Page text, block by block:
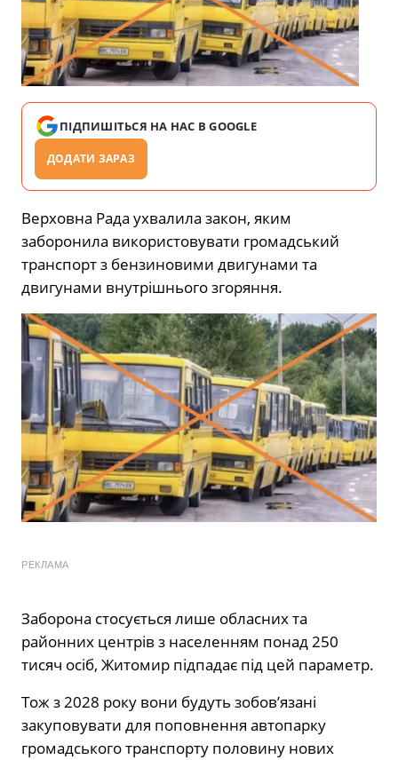
ПІДПИШІТЬСЯ НА НАС В GOOGLE
ДОДАТИ ЗАРАЗ
Верховна Рада ухвалила закон, яким
заборонила використовувати громадський
транспорт з бензиновими двигунами та
двигунами внутрішнього згоряння.
РЕКЛАМА
Заборона стосується лише обласних та
районних центрів з населенням понад 250
тисяч осіб, Житомир підпадає під цей параметр.
Тож з 2028 року вони будуть зобов’язані
закуповувати для поповнення автопарку
громадського транспорту половину нових